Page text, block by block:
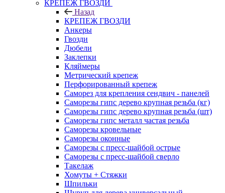
КРЕПЕЖ ГВОЗДИ
Назад
КРЕПЕЖ ГВОЗДИ
Анкеры
Гвозди
Дюбели
Заклепки
Кляймеры
Метрический крепеж
Перфорированный крепеж
Саморез для крепления сендвич - панелей
Саморезы гипс дерево крупная резьба (кг)
Саморезы гипс дерево крупная резьба (шт)
Саморезы гипс металл частая резьба
Саморезы кровельные
Саморезы оконные
Саморезы с пресс-шайбой острые
Саморезы с пресс-шайбой сверло
Такелаж
Хомуты + Стяжки
Шпильки